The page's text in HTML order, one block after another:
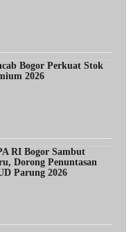
Bogor Perkuat Stok
2026
RI Bogor Sambut
Dorong Penuntasan
Parung 2026